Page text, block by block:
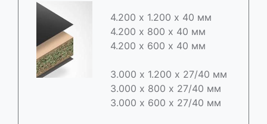
4.200 х 1.200 х 40 мм
4.200 х 800 х 40 мм
4.200 х 600 х 40 мм
3.000 х 1.200 х 27/40 мм
3.000 х 800 х 27/40 мм
3.000 х 600 х 27/40 мм